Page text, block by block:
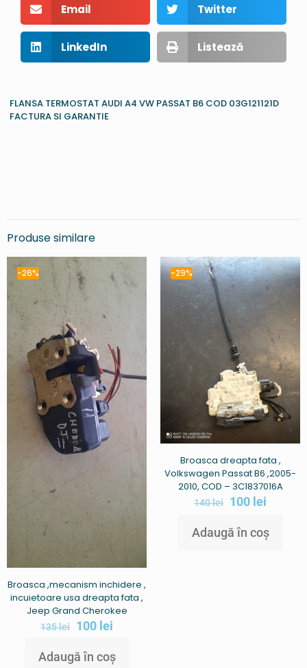
Email Twitter
LinkedIn Listează
FLANSA TERMOSTAT AUDI A4 VW PASSAT B6 COD 03G121121D
FACTURA SI GARANTIE
Produse similare
-26%
Broasca ,mecanism inchidere ,
incuietoare usa dreapta fata ,
Jeep Grand Cherokee
135lei 100 lei
Adaugă în coș
-29%
Broasca dreapta fata ,
Volkswagen Passat B6 ,2005-
2010, COD – 3C1837016A
140lei 100 lei
Adaugă în coș